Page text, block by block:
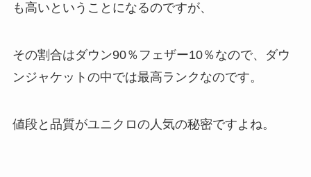
も高いということになるのですが、
その割合はダウン90％フェザー10％なので、ダウ
ンジャケットの中では最高ランクなのです。
値段と品質がユニクロの人気の秘密ですよね。